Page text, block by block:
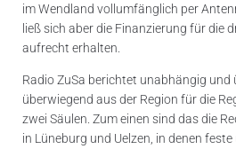
im Wendland vollumfänglich per
ließ sich aber die Finanzierung für die
aufrecht erhalten.
Radio ZuSa berichtet unabhängig und
überwiegend aus der Region für die
zwei Säulen. Zum einen sind das die
in Lüneburg und Uelzen, in denen